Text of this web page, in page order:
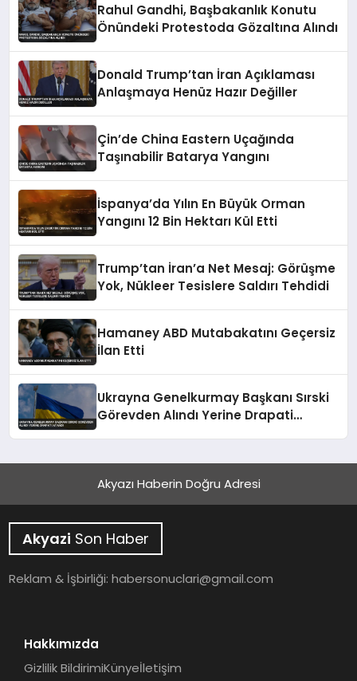
Rahul Gandhi, Başbakanlık Konutu
Önündeki Protestoda Gözaltına Alındı
Donald Trump’tan İran Açıklaması
Anlaşmaya Henüz Hazır Değiller
Çin’de China Eastern Uçağında
Taşınabilir Batarya Yangını
İspanya’da Yılın En Büyük Orman
Yangını 12 Bin Hektarı Kül Etti
Trump’tan İran’a Net Mesaj: Görüşme
Yok, Nükleer Tesislere Saldırı Tehdidi
Hamaney ABD Mutabakatını Geçersiz
İlan Etti
Ukrayna Genelkurmay Başkanı Sırski
Görevden Alındı Yerine Drapati
Akyazı Haberin Doğru Adresi
Akyazi Son Haber
Reklam & İşbirliği:habersonuclari@gmail.com
Hakkımızda
Gizlilik BildirimiKünyeİletişim